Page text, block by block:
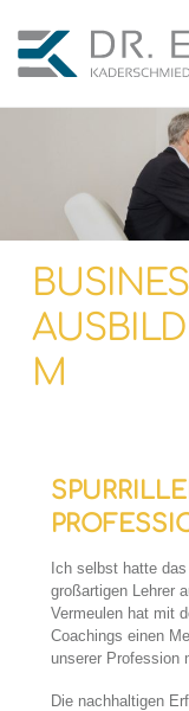
M
Ich selbst hatte
großartigen Lehrer
Vermeulen hat mit
Coachings einen
unserer Profession
Die nachhaltigen